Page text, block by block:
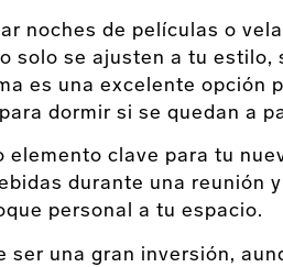
noches de películas o
solo se ajusten a tu estilo,
es una excelente opción
dormir si se quedan a
elemento clave para tu
durante una reunión
personal a tu espacio.
ser una gran inversión,